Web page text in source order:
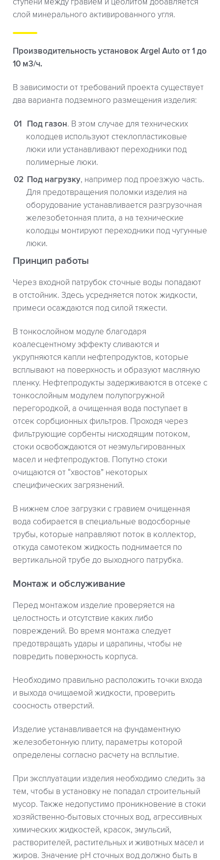
ступени между гравием и цеолитом добавляется
слой минерального активированного угля.
Производительность установок Argel Auto от 1 до
10 м3/ч.
В зависимости от требований проекта существует
два варианта подземного размещения изделия:
Под газон. В этом случае для технических
колодцев используют стеклопластиковые
люки или устанавливают переходники под
полимерные люки.
Под нагрузку, например под проезжую часть.
Для предотвращения поломки изделия на
оборудование устанавливается разгрузочная
железобетонная плита, а на технические
колодцы монтируют переходники под чугунные
люки.
Принцип работы
Через входной патрубок сточные воды попадают
в отстойник. Здесь усредняется поток жидкости,
примеси осаждаются под силой тяжести.
В тонкослойном модуле благодаря
коалесцентному эффекту сливаются и
укрупняются капли нефтепродуктов, которые
всплывают на поверхность и образуют масляную
пленку. Нефтепродукты задерживаются в отсеке с
тонкослойным модулем полупогружной
перегородкой, а очищенная вода поступает в
отсек сорбционных фильтров. Проходя через
фильтрующие сорбенты нисходящим потоком,
стоки освобождаются от неэмульгированных
масел и нефтепродуктов. Попутно стоки
очищаются от “хвостов” некоторых
специфических загрязнений.
В нижнем слое загрузки с гравием очищенная
вода собирается в специальные водосборные
трубы, которые направляют поток в коллектор,
откуда самотеком жидкость поднимается по
вертикальной трубе до выходного патрубка.
Монтаж и обслуживание
Перед монтажом изделие проверяется на
целостность и отсутствие каких либо
повреждений. Во время монтажа следует
предотвращать удары и царапины, чтобы не
повредить поверхность корпуса.
Необходимо правильно расположить точки входа
и выхода очищаемой жидкости, проверить
соосность отверстий.
Изделие устанавливается на фундаментную
железобетонную плиту, параметры которой
определены согласно расчету на всплытие.
При эксплуатации изделия необходимо следить за
тем, чтобы в установку не попадал строительный
мусор. Также недопустимо проникновение в стоки
хозяйственно-бытовых сточных вод, агрессивных
химических жидкостей, красок, эмульсий,
растворителей, растительных и животных масел и
жиров. Значение рН сточных вод должно быть в